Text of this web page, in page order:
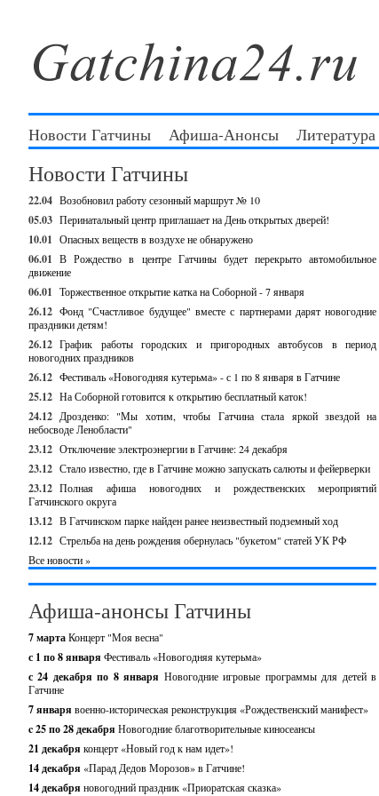
Новости Гатчины Афиша-Анонсы
Новости Гатчины
22.04 Возобновил работу сезонный маршрут № 10
05.03 Перинатальный центр приглашает на День открытых дверей!
10.01 Опасных веществ в воздухе не обнаружено
06.01 В Рождество в центре Гатчины будет перекрыто автомобильное
движение
06.01 Торжественное открытие катка на Соборной - 7 января
26.12 Фонд "Счастливое будущее" вместе с партнерами дарят новогодние
праздники детям!
26.12 График работы городских и пригородных автобусов в период
новогодних праздников
26.12 Фестиваль «Новогодняя кутерьма» - с 1 по 8 января в Гатчине
25.12 На Соборной готовится к открытию бесплатный каток!
24.12 Дрозденко: "Мы хотим, чтобы Гатчина стала яркой звездой на
небосводе Ленобласти"
23.12 Отключение электроэнергии в Гатчине: 24 декабря
23.12 Стало известно, где в Гатчине можно запускать салюты и фейерверки
23.12 Полная афиша новогодних и рождественских мероприятий
Гатчинского округа
13.12 В Гатчинском парке найден ранее неизвестный подземный ход
12.12 Стрельба на день рождения обернулась "букетом" статей УК РФ
Все новости »
Афиша-анонсы Гатчины
7 мартаКонцерт "Моя весна"
с 1 по 8 января Фестиваль «Новогодняя кутерьма»
с 24 декабря по 8 января Новогодние игровые программы для детей в
Гатчине
7 января военно-историческая реконструкция «Рождественский манифест»
c 25 по 28 декабря Новогодние благотворительные киносеансы
21 декабря концерт «Новый год к нам идет»!
14 декабря «Парад Дедов Морозов» в Гатчине!
14 декабря новогодний праздник «Приоратская сказка»